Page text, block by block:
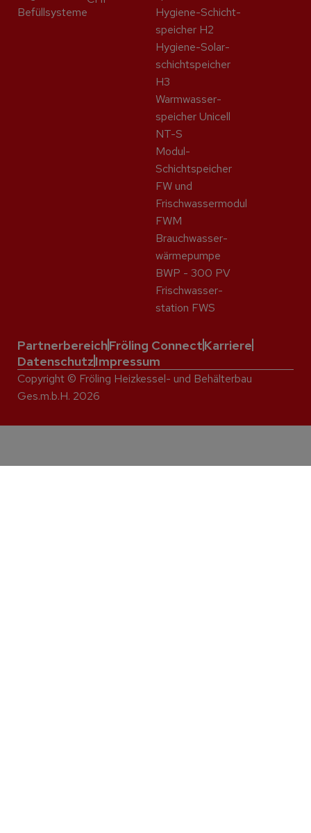
Befüllsysteme
Hygiene-Schicht­
speicher H2
Hygiene-Solar­
schicht­speicher
H3
Warmwasser­
speicher Unicell
NT-S
Modul-
Schichtspeicher
FW und
Frischwassermodul
FWM
Brauchwasser­
wärme­pumpe
BWP - 300 PV
Frisch­wasser­
station FWS
PartnerbereichFröling ConnectKarriere
DatenschutzImpressum
Copyright © Fröling Heizkessel- und Behälterbau
Ges.m.b.H. 2026